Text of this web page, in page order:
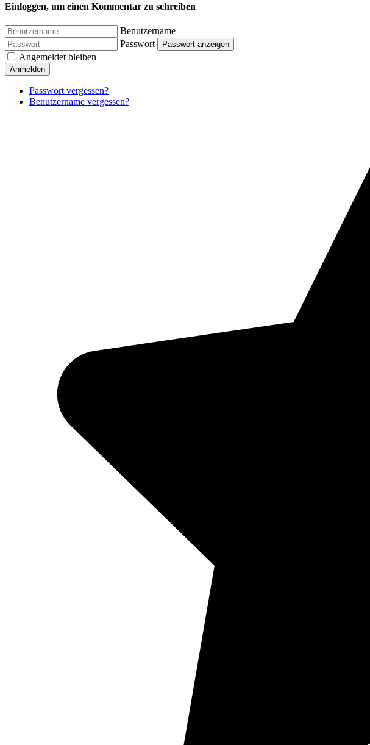
Einloggen, um einen Kommentar zu schreiben
Benutzername
Passwort
Passwort anzeigen
Angemeldet bleiben
Anmelden
Passwort vergessen?
Benutzername vergessen?